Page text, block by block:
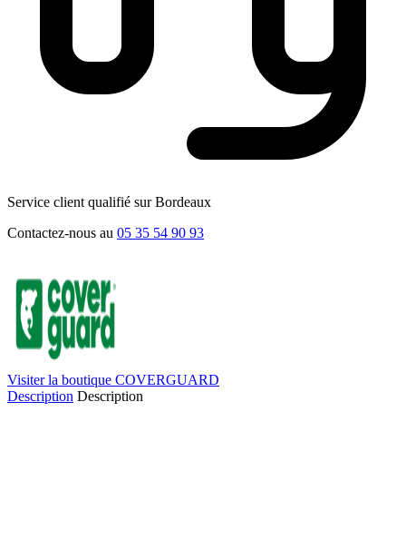
Service client qualifié sur Bordeaux
Contactez-nous au 05 35 54 90 93
Visiter la boutique COVERGUARD
Description Description